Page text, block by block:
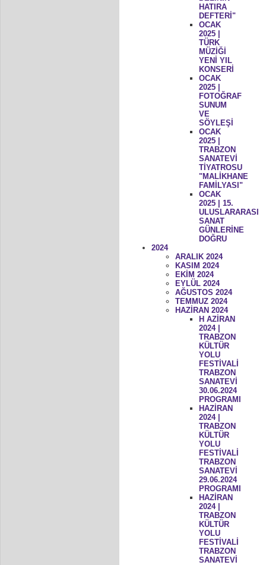
HATIRA
DEFTERİ"
OCAK
2025 |
TÜRK
MÜZİĞİ
YENİ YIL
KONSERİ
OCAK
2025 |
FOTOĞRAF
SUNUM
VE
SÖYLEŞİ
OCAK
2025 |
TRABZON
SANATEVİ
TİYATROSU
"MALİKHANE
FAMİLYASI"
OCAK
2025 | 15.
ULUSLARARASI
SANAT
GÜNLERİNE
DOĞRU
2024
ARALIK 2024
KASIM 2024
EKİM 2024
EYLÜL 2024
AĞUSTOS 2024
TEMMUZ 2024
HAZİRAN 2024
H AZİRAN
2024 |
TRABZON
KÜLTÜR
YOLU
FESTİVALİ
TRABZON
SANATEVİ
30.06.2024
PROGRAMI
HAZİRAN
2024 |
TRABZON
KÜLTÜR
YOLU
FESTİVALİ
TRABZON
SANATEVİ
29.06.2024
PROGRAMI
HAZİRAN
2024 |
TRABZON
KÜLTÜR
YOLU
FESTİVALİ
TRABZON
SANATEVİ